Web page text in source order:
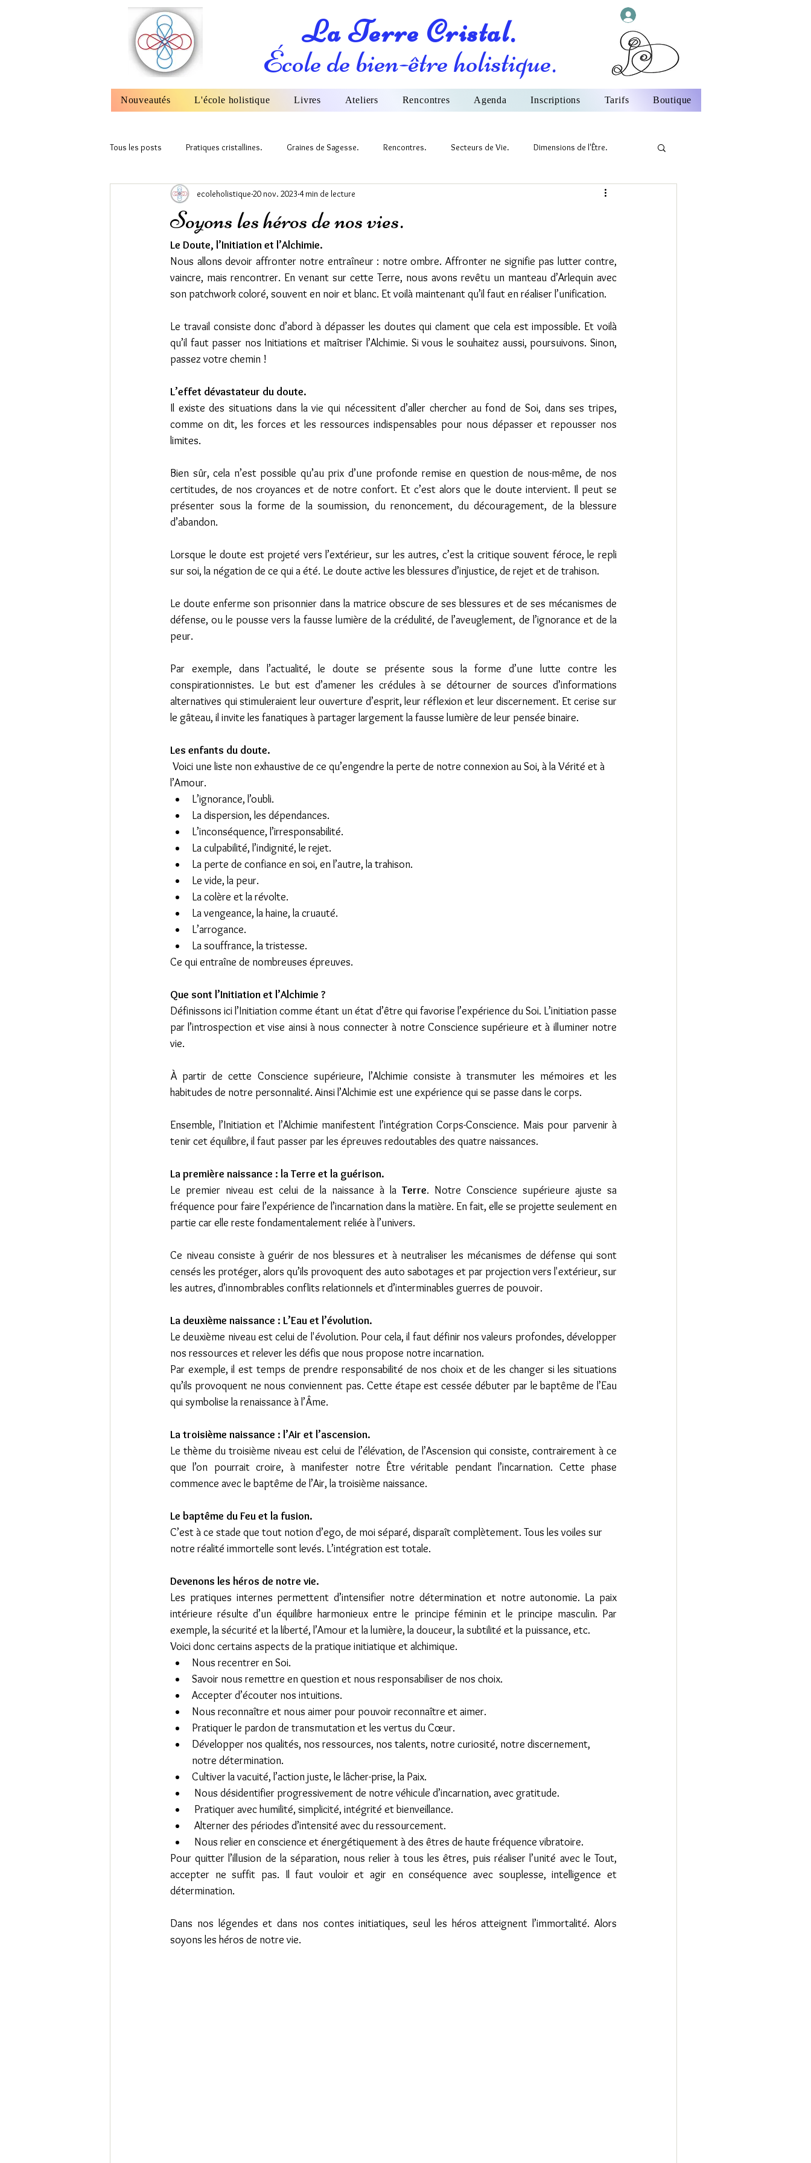
La Terre Cristal.
École de bien-être holistique.
Nouveautés L'école holistique Livres Ateliers Rencontres Agenda Inscriptions Tarifs Boutique
Tous les posts Pratiques cristallines. Graines de Sagesse. Rencontres. Secteurs de Vie. Dimensions de l'Être.
Cristaux et Flammes Sacrés. Univers et Nature
Soyons les héros de nos vies.
ecoleholistique 20 nov. 2023 4 min de lecture
Le Doute, l’Initiation et l’Alchimie.
Nous allons devoir affronter notre entraîneur : notre ombre. Affronter ne signifie pas lutter contre,
vaincre, mais rencontrer. En venant sur cette Terre, nous avons revêtu un manteau d’Arlequin avec
son patchwork coloré, souvent en noir et blanc. Et voilà maintenant qu’il faut en réaliser l’unification.
Le travail consiste donc d’abord à dépasser les doutes qui clament que cela est impossible. Et voilà
qu’il faut passer nos Initiations et maîtriser l’Alchimie. Si vous le souhaitez aussi, poursuivons. Sinon,
passez votre chemin !
L’effet dévastateur du doute.
Il existe des situations dans la vie qui nécessitent d’aller chercher au fond de Soi, dans ses tripes,
comme on dit, les forces et les ressources indispensables pour nous dépasser et repousser nos
limites.
Bien sûr, cela n’est possible qu’au prix d’une profonde remise en question de nous-même, de nos
certitudes, de nos croyances et de notre confort. Et c’est alors que le doute intervient. Il peut se
présenter sous la forme de la soumission, du renoncement, du découragement, de la blessure
d’abandon.
Lorsque le doute est projeté vers l’extérieur, sur les autres, c’est la critique souvent féroce, le repli
sur soi, la négation de ce qui a été. Le doute active les blessures d’injustice, de rejet et de trahison.
Le doute enferme son prisonnier dans la matrice obscure de ses blessures et de ses mécanismes de
défense, ou le pousse vers la fausse lumière de la crédulité, de l’aveuglement, de l’ignorance et de la
peur.
Par exemple, dans l’actualité, le doute se présente sous la forme d’une lutte contre les
conspirationnistes. Le but est d’amener les crédules à se détourner de sources d’informations
alternatives qui stimuleraient leur ouverture d’esprit, leur réflexion et leur discernement. Et cerise sur
le gâteau, il invite les fanatiques à partager largement la fausse lumière de leur pensée binaire.
Les enfants du doute.
l’Amour.
L’ignorance, l’oubli.
La dispersion, les dépendances.
L’inconséquence, l’irresponsabilité.
La culpabilité, l’indignité, le rejet.
La perte de confiance en soi, en l’autre, la trahison.
Le vide, la peur.
La colère et la révolte.
La vengeance, la haine, la cruauté.
L’arrogance.
La souffrance, la tristesse.
Ce qui entraîne de nombreuses épreuves.
Que sont l’Initiation et l’Alchimie ?
Définissons ici l’Initiation comme étant un état d’être qui favorise l’expérience du Soi. L’initiation passe
par l’introspection et vise ainsi à nous connecter à notre Conscience supérieure et à illuminer notre
vie.
À partir de cette Conscience supérieure, l’Alchimie consiste à transmuter les mémoires et les
habitudes de notre personnalité. Ainsi l’Alchimie est une expérience qui se passe dans le corps.
Ensemble, l’Initiation et l’Alchimie manifestent l’intégration Corps-Conscience. Mais pour parvenir à
tenir cet équilibre, il faut passer par les épreuves redoutables des quatre naissances.
La première naissance : la Terre et la guérison.
Le premier niveau est celui de la naissance à la Terre. Notre Conscience supérieure ajuste sa
fréquence pour faire l’expérience de l’incarnation dans la matière. En fait, elle se projette seulement en
partie car elle reste fondamentalement reliée à l’univers.
Ce niveau consiste à guérir de nos blessures et à neutraliser les mécanismes de défense qui sont
censés les protéger, alors qu’ils provoquent des auto sabotages et par projection vers l'extérieur, sur
les autres, d’innombrables conflits relationnels et d’interminables guerres de pouvoir.
La deuxième naissance : L’Eau et l’évolution.
Le deuxième niveau est celui de l'évolution. Pour cela, il faut définir nos valeurs profondes, développer
nos ressources et relever les défis que nous propose notre incarnation.
Par exemple, il est temps de prendre responsabilité de nos choix et de les changer si les situations
qu’ils provoquent ne nous conviennent pas. Cette étape est cessée débuter par le baptême de l’Eau
qui symbolise la renaissance à l’Âme.
La troisième naissance : l’Air et l’ascension.
Le thème du troisième niveau est celui de l’élévation, de l’Ascension qui consiste, contrairement à ce
que l’on pourrait croire, à manifester notre Être véritable pendant l’incarnation. Cette phase
commence avec le baptême de l’Air, la troisième naissance.
Le baptême du Feu et la fusion.
C’est à ce stade que tout notion d’ego, de moi séparé, disparaît complètement. Tous les voiles sur
notre réalité immortelle sont levés. L’intégration est totale.
Devenons les héros de notre vie.
Les pratiques internes permettent d’intensifier notre détermination et notre autonomie. La paix
intérieure résulte d’un équilibre harmonieux entre le principe féminin et le principe masculin. Par
exemple, la sécurité et la liberté, l’Amour et la lumière, la douceur, la subtilité et la puissance, etc.
Voici donc certains aspects de la pratique initiatique et alchimique.
Nous recentrer en Soi.
Savoir nous remettre en question et nous responsabiliser de nos choix.
Accepter d’écouter nos intuitions.
Nous reconnaître et nous aimer pour pouvoir reconnaître et aimer.
Pratiquer le pardon de transmutation et les vertus du Cœur.
Développer nos qualités, nos ressources, nos talents, notre curiosité, notre discernement,
notre détermination.
Cultiver la vacuité, l’action juste, le lâcher-prise, la Paix.
Nous désidentifier progressivement de notre véhicule d’incarnation, avec gratitude.
Pratiquer avec humilité, simplicité, intégrité et bienveillance.
Alterner des périodes d’intensité avec du ressourcement.
Nous relier en conscience et énergétiquement à des êtres de haute fréquence vibratoire.
Pour quitter l’illusion de la séparation, nous relier à tous les êtres, puis réaliser l’unité avec le Tout,
accepter ne suffit pas. Il faut vouloir et agir en conséquence avec souplesse, intelligence et
détermination.
Dans nos légendes et dans nos contes initiatiques, seul les héros atteignent l’immortalité. Alors
soyons les héros de notre vie.